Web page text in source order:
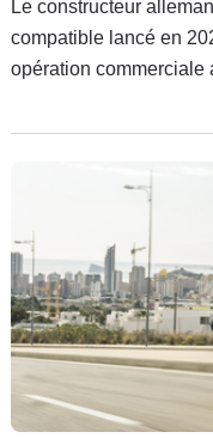
Le constructeur
compatible lancé en
opération commerciale